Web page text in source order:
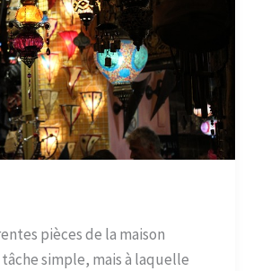
pièces de la maison
simple, mais à laquelle